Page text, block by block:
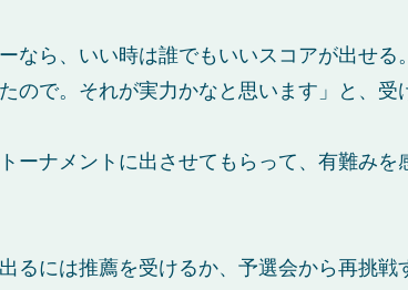
ーなら、いい時は誰でもいいスコアが出せ
ので。それが実力かなと思います」と、受
トーナメントに出させてもらって、有難み
るには推薦を受けるか、予選会から再挑戦